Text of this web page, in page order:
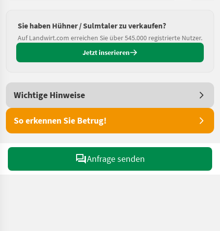
Sie haben Hühner / Sulmtaler zu verkaufen?
Auf Landwirt.com erreichen Sie über 545.000 registrierte Nutzer.
Jetzt inserieren
Wichtige Hinweise
So erkennen Sie Betrug!
Anfrage senden